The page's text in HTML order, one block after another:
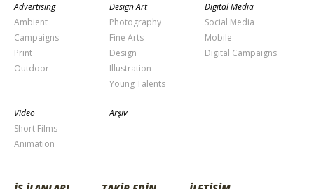
Advertising
Ambient
Campaigns
Print
Outdoor
Design Art
Photography
Fine Arts
Design
Illustration
Young Talents
Digital Media
Social Media
Mobile
Digital Campaigns
Video
Short Films
Animation
Arşiv